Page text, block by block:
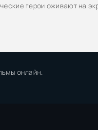
герои оживают на
онлайн.